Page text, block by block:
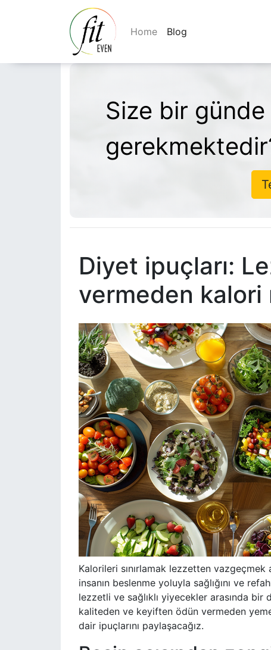
Home Blog
Size bir
Diyet ipuçları:
vermeden kalori
Kalorileri sınırlamak lezzetten
insanın beslenme yoluyla sağlığını ve
lezzetli ve sağlıklı yiyecekler arasında
kaliteden ve keyiften ödün vermeden
dair ipuçlarını paylaşacağız.